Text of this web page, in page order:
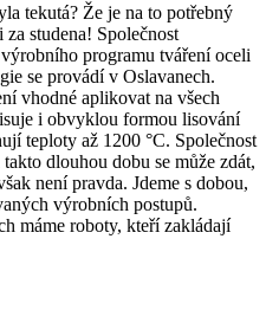
tekutá? Že je na to potřebný
studena! Společnost
programu tváření oceli
se provádí v Oslavanech.
vhodné aplikovat na všech
i obvyklou formou lisování
teploty až 1200 °C. Společnost
dlouhou dobu se může zdát,
není pravda. Jdeme s dobou,
výrobních postupů.
máme roboty, kteří zakládají